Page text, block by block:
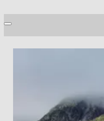
SCHWARZ-WEISS